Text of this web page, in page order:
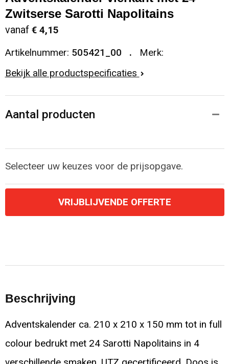
Zwitserse Sarotti Napolitains
vanaf € 4,15
Artikelnummer: 505421_00
Merk:
Bekijk alle productspecificaties
Aantal producten
Selecteer uw keuzes voor de prijsopgave.
VRIJBLIJVENDE OFFERTE
Beschrijving
Adventskalender ca. 210 x 210 x 150 mm tot in full
colour bedrukt met 24 Sarotti Napolitains in 4